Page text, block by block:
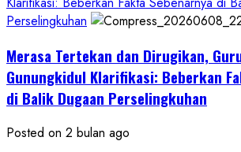
Perselingkuhan
Merasa Tertekan dan Dirugikan,
Gunungkidul Klarifikasi: Beberkan
di Balik Dugaan Perselingkuhan
Posted on 2 bulan ago